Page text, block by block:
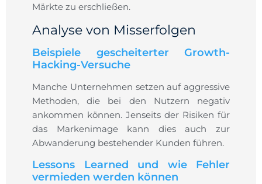
Märkte zu erschließen.
Analyse von Misserfolgen
Beispiele gescheiterter Growth-
Hacking-Versuche
Manche Unternehmen setzen auf aggressive
Methoden, die bei den Nutzern negativ
ankommen können. Jenseits der Risiken für
das Markenimage kann dies auch zur
Abwanderung bestehender Kunden führen.
Lessons Learned und wie Fehler
vermieden werden können